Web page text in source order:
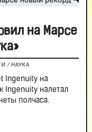
на Марсе
/ НАУКА
Ingenuity на
Ingenuity налетал
полчаса.